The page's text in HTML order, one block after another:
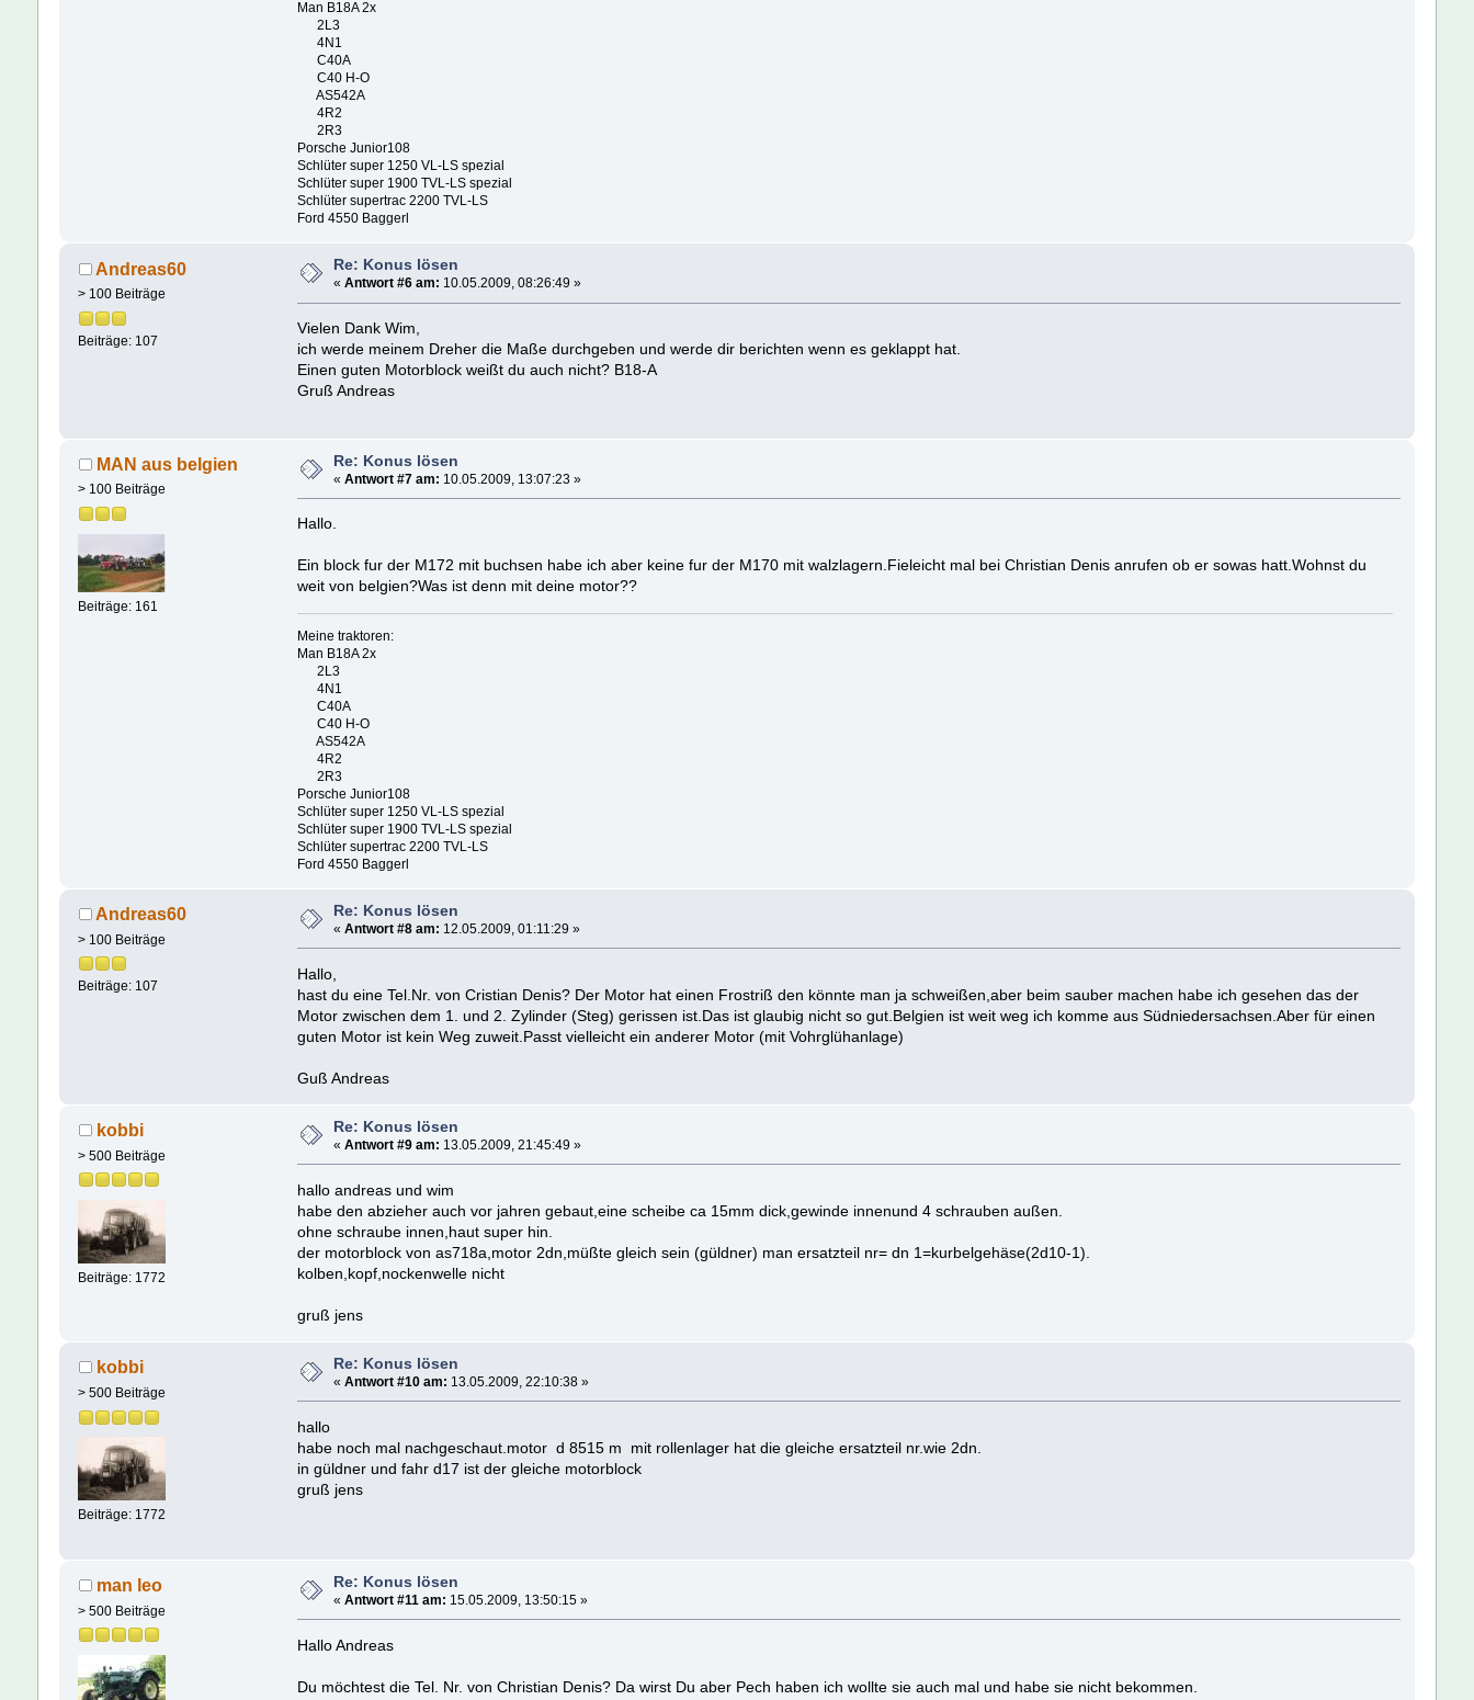
Man B18A 2x
2L3
4N1
C40A
C40 H-O
AS542A
4R2
2R3
Porsche Junior108
Schlüter super 1250 VL-LS spezial
Schlüter super 1900 TVL-LS spezial
Schlüter supertrac 2200 TVL-LS
Ford 4550 Baggerl
Andreas60
> 100 Beiträge
Beiträge: 107
Re: Konus lösen
« Antwort #6 am: 10.05.2009, 08:26:49 »
Vielen Dank Wim,
ich werde meinem Dreher die Maße durchgeben und werde dir berichten wenn es geklappt hat.
Einen guten Motorblock weißt du auch nicht? B18-A
Gruß Andreas
MAN aus belgien
> 100 Beiträge
Beiträge: 161
Re: Konus lösen
« Antwort #7 am: 10.05.2009, 13:07:23 »
Hallo.
Ein block fur der M172 mit buchsen habe ich aber keine fur der M170 mit walzlagern.Fieleicht mal bei Christian Denis anrufen ob er sowas hatt.Wohnst du
weit von belgien?Was ist denn mit deine motor??
Meine traktoren:
Man B18A 2x
2L3
4N1
C40A
C40 H-O
AS542A
4R2
2R3
Porsche Junior108
Schlüter super 1250 VL-LS spezial
Schlüter super 1900 TVL-LS spezial
Schlüter supertrac 2200 TVL-LS
Ford 4550 Baggerl
Andreas60
> 100 Beiträge
Beiträge: 107
Re: Konus lösen
« Antwort #8 am: 12.05.2009, 01:11:29 »
Hallo,
hast du eine Tel.Nr. von Cristian Denis? Der Motor hat einen Frostriß den könnte man ja schweißen,aber beim sauber machen habe ich gesehen das der
Motor zwischen dem 1. und 2. Zylinder (Steg) gerissen ist.Das ist glaubig nicht so gut.Belgien ist weit weg ich komme aus Südniedersachsen.Aber für einen
guten Motor ist kein Weg zuweit.Passt vielleicht ein anderer Motor (mit Vohrglühanlage)
Guß Andreas
kobbi
> 500 Beiträge
Beiträge: 1772
Re: Konus lösen
« Antwort #9 am: 13.05.2009, 21:45:49 »
hallo andreas und wim
habe den abzieher auch vor jahren gebaut,eine scheibe ca 15mm dick,gewinde innenund 4 schrauben außen.
ohne schraube innen,haut super hin.
der motorblock von as718a,motor 2dn,müßte gleich sein (güldner) man ersatzteil nr= dn 1=kurbelgehäse(2d10-1).
kolben,kopf,nockenwelle nicht
gruß jens
kobbi
> 500 Beiträge
Beiträge: 1772
Re: Konus lösen
« Antwort #10 am: 13.05.2009, 22:10:38 »
hallo
habe noch mal nachgeschaut.motor d 8515 m mit rollenlager hat die gleiche ersatzteil nr.wie 2dn.
in güldner und fahr d17 ist der gleiche motorblock
gruß jens
man leo
> 500 Beiträge
Re: Konus lösen
« Antwort #11 am: 15.05.2009, 13:50:15 »
Hallo Andreas
Du möchtest die Tel. Nr. von Christian Denis? Da wirst Du aber Pech haben ich wollte sie auch mal und habe sie nicht bekommen.